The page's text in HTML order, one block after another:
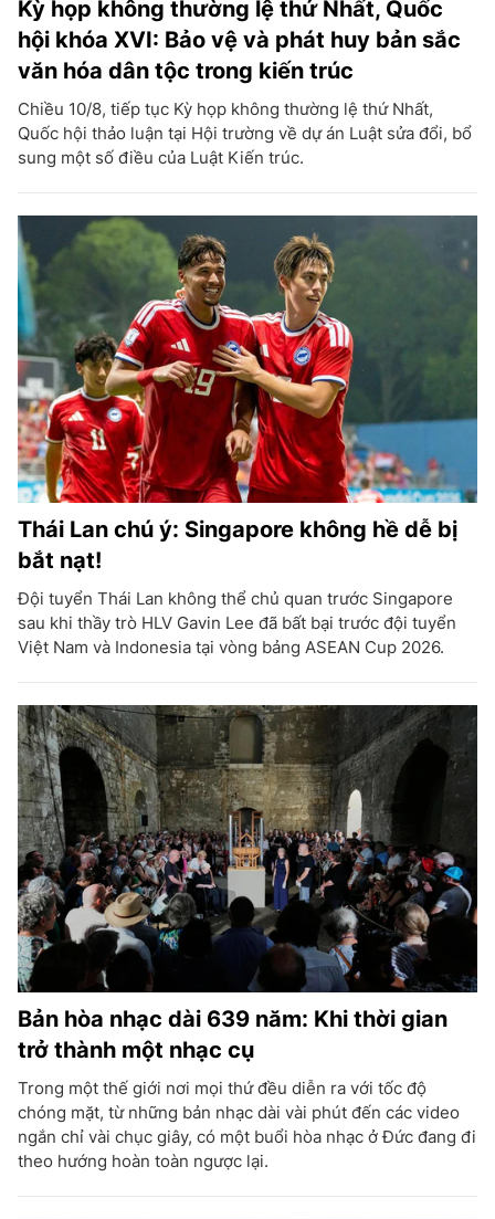
Kỳ họp không thường lệ thứ Nhất, Quốc
hội khóa XVI: Bảo vệ và phát huy bản sắc
văn hóa dân tộc trong kiến trúc
Chiều 10/8, tiếp tục Kỳ họp không thường lệ thứ Nhất,
Quốc hội thảo luận tại Hội trường về dự án Luật sửa đổi, bổ
sung một số điều của Luật Kiến trúc.
Thái Lan chú ý: Singapore không hề dễ bị
bắt nạt!
Đội tuyển Thái Lan không thể chủ quan trước Singapore
sau khi thầy trò HLV Gavin Lee đã bất bại trước đội tuyển
Việt Nam và Indonesia tại vòng bảng ASEAN Cup 2026.
Bản hòa nhạc dài 639 năm: Khi thời gian
trở thành một nhạc cụ
Trong một thế giới nơi mọi thứ đều diễn ra với tốc độ
chóng mặt, từ những bản nhạc dài vài phút đến các video
ngắn chỉ vài chục giây, có một buổi hòa nhạc ở Đức đang đi
theo hướng hoàn toàn ngược lại.